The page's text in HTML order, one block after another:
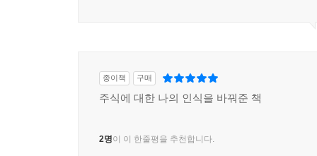
종이책 구매
주식에 대한 나의 인식을 바꿔준 책
2명이 이 한줄평을 추천합니다.